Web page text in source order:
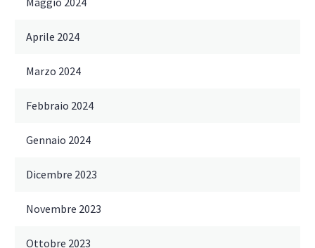
Aprile 2024
Marzo 2024
Febbraio 2024
Gennaio 2024
Dicembre 2023
Novembre 2023
Ottobre 2023